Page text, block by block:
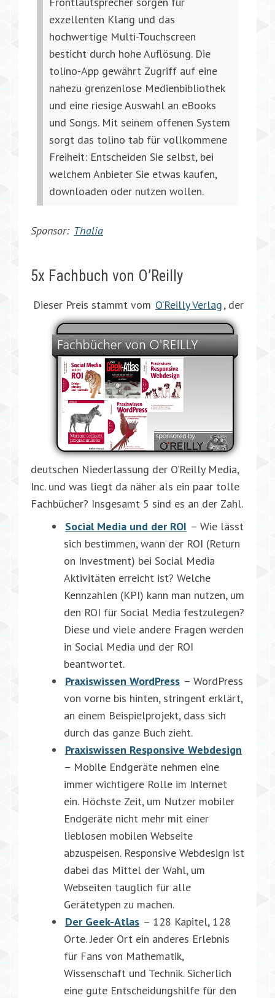
exzellenten Klang und das
hochwertige Multi-Touchscreen
besticht durch hohe Auflösung. Die
tolino-App gewährt Zugriff auf eine
nahezu grenzenlose Medienbibliothek
und eine riesige Auswahl an eBooks
und Songs. Mit seinem offenen System
sorgt das tolino tab für vollkommene
Freiheit: Entscheiden Sie selbst, bei
welchem Anbieter Sie etwas kaufen,
downloaden oder nutzen wollen.
Sponsor: Thalia
5x Fachbuch von O’Reilly
Dieser Preis stammt vom O’Reilly Verlag, der
deutschen Niederlassung der O’Reilly Media,
Inc. und was liegt da näher als ein paar tolle
Fachbücher? Insgesamt 5 sind es an der Zahl.
Social Media und der ROI – Wie lässt
sich bestimmen, wann der ROI (Return
on Investment) bei Social Media
Aktivitäten erreicht ist? Welche
Kennzahlen (KPI) kann man nutzen, um
den ROI für Social Media festzulegen?
Diese und viele andere Fragen werden
in Social Media und der ROI
beantwortet.
Praxiswissen WordPress – WordPress
von vorne bis hinten, stringent erklärt,
an einem Beispielprojekt, dass sich
durch das ganze Buch zieht.
Praxiswissen Responsive Webdesign
– Mobile Endgeräte nehmen eine
immer wichtigere Rolle im Internet
ein. Höchste Zeit, um Nutzer mobiler
Endgeräte nicht mehr mit einer
lieblosen mobilen Webseite
abzuspeisen. Responsive Webdesign ist
dabei das Mittel der Wahl, um
Webseiten tauglich für alle
Gerätetypen zu machen.
Der Geek-Atlas – 128 Kapitel, 128
Orte. Jeder Ort ein anderes Erlebnis
für Fans von Mathematik,
Wissenschaft und Technik. Sicherlich
eine gute Entscheidungshilfe für den